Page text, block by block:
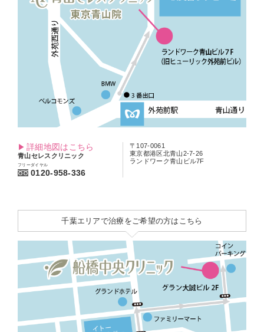
詳細地図はこちら
青山セレスクリニック
フリーダイヤル
0120-958-336
〒107-0061
東京都港区北青山2-7-26
ランドワーク青山ビル7F
千葉エリアで治療をご希望の方はこちら